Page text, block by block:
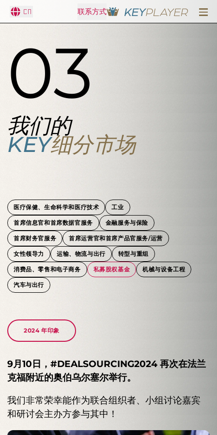
CN 联系方式
03
我们的
KEY细分市场
医疗保健、生命科学和医疗技术 工业
首席信息官和首席数据官服务 金融服务与保险
首席财务官服务 首席运营官和首席产品官服务/运营
女性领导力 运输、物流与出行 转型与重组
消费品、零售和电子商务 私募股权基金 机械与设备工程
汽车与出行
2025年交易外包大会
KEYPLAYER多年来一直是DealSourcing的联
合主办方，2025年也将再次参与。
兰克福/奥伯乌尔塞尔，与我们相聚。
2024 年印象
9月10日，#DEALSOURCING2024 再次在法兰
克福附近的奥伯乌尔塞尔举行。
我们非常荣幸能作为联合组织者、小组讨论嘉宾
和研讨会主办方参与其中！
KEYSUCCESSFACTORS
我们为您关键岗位推荐的人才质量和可靠性。
塞巴斯蒂安·布雷塔格访谈录
KEYSUCCESSFACTORS
我们对临时管理工作的绩效保证
的、高绩效的人才——精准匹配，可靠交付。
KEYSUCCESSFACTORS
成功不应是偶然：
为战略成功因素。